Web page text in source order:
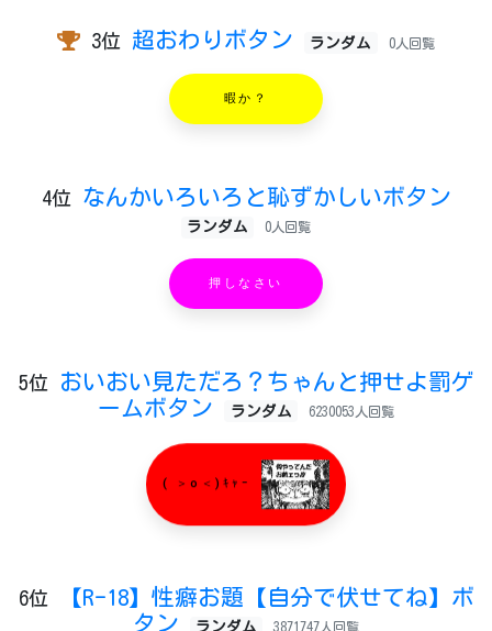
3位 超おわりボタン ランダム 0人回覧
暇か？
4位 なんかいろいろと恥ずかしいボタン
ランダム 0人回覧
押しなさい
5位
おいおい見ただろ？ちゃんと押せよ罰ゲ
ームボタン
ランダム 6230053人回覧
( ＞o＜)ｷｬｰ
6位
【R-18】性癖お題【自分で伏せてね】ボ
タン
ランダム 3871747人回覧